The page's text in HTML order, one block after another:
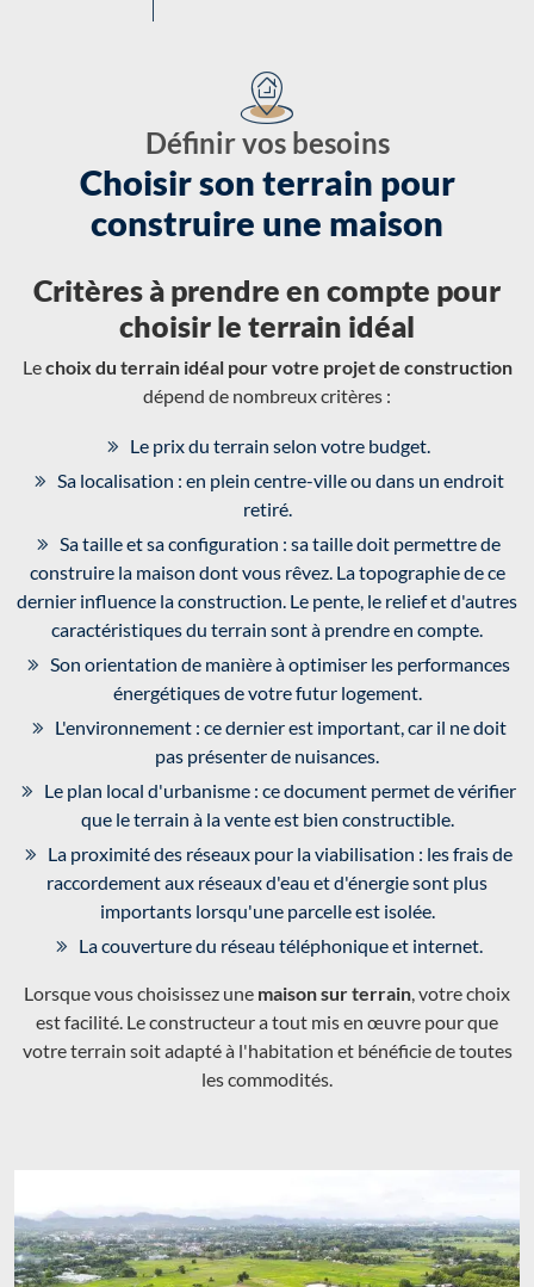
Définir vos besoins
Choisir son terrain pour
construire une maison
Critères à prendre en compte pour
choisir le terrain idéal
Lechoix du terrain idéal pour votre projet de construction
dépend de nombreux critères :
Le prix du terrain selon votre budget.
Sa localisation : en plein centre-ville ou dans un endroit
retiré.
Sa taille et sa configuration : sa taille doit permettre de
construire la maison dont vous rêvez. La topographie de ce
dernier influence la construction. Le pente, le relief et d'autres
caractéristiques du terrain sont à prendre en compte.
Son orientation de manière à optimiser les performances
énergétiques de votre futur logement.
L'environnement : ce dernier est important, car il ne doit
pas présenter de nuisances.
Le plan local d'urbanisme : ce document permet de vérifier
que le terrain à la vente est bien constructible.
La proximité des réseaux pour la viabilisation : les frais de
raccordement aux réseaux d'eau et d'énergie sont plus
importants lorsqu'une parcelle est isolée.
La couverture du réseau téléphonique et internet.
Lorsque vous choisissez une maison sur terrain , votre choix
est facilité. Le constructeur a tout mis en œuvre pour que
votre terrain soit adapté à l'habitation et bénéficie de toutes
les commodités.